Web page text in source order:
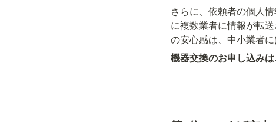
さらに、依頼者の個人
に複数業者に情報が転
の安心感は、中小業者に
機器交換のお申し込み